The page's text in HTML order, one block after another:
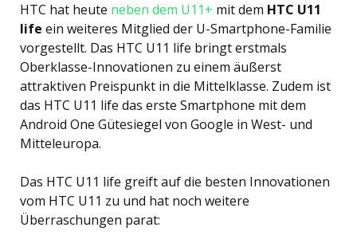
HTC hat heute neben dem U11+ mit dem HTC U11
life ein weiteres Mitglied der U-Smartphone-Familie
vorgestellt. Das HTC U11 life bringt erstmals
Oberklasse-Innovationen zu einem äußerst
attraktiven Preispunkt in die Mittelklasse. Zudem ist
das HTC U11 life das erste Smartphone mit dem
Android One Gütesiegel von Google in West- und
Mitteleuropa.
Das HTC U11 life greift auf die besten Innovationen
vom HTC U11 zu und hat noch weitere
Überraschungen parat: